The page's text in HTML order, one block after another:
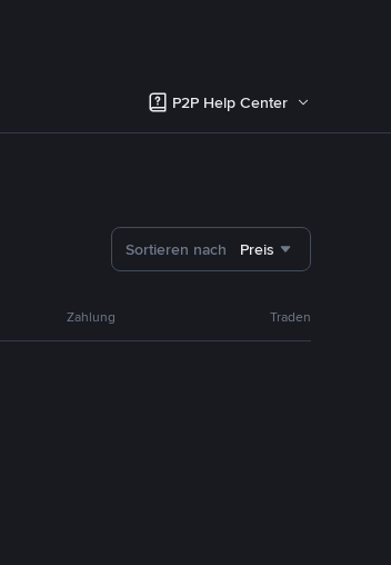
P2P Help Center
Sortieren nach Preis
Zahlung Traden